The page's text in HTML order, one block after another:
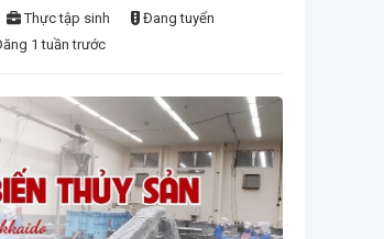
Thực tập sinh
Đang tuyển
1 tuần trước